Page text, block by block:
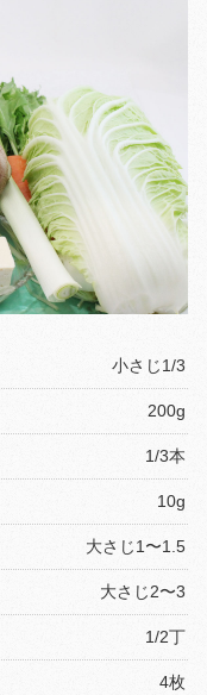
小さじ1/3
200g
1/3本
10g
大さじ1〜1.5
大さじ2〜3
1/2丁
4枚